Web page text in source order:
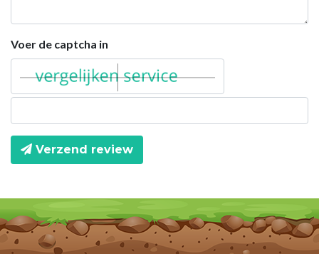
Voer de captcha in
Verzend review